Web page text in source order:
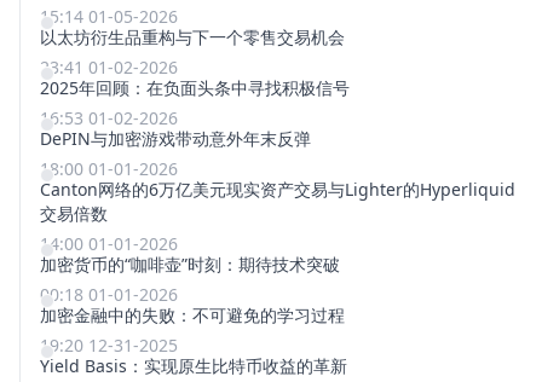
15:14 01-05-2026
以太坊衍生品重构与下一个零售交易机会
23:41 01-02-2026
2025年回顾：在负面头条中寻找积极信号
16:53 01-02-2026
DePIN与加密游戏带动意外年末反弹
18:00 01-01-2026
Canton网络的6万亿美元现实资产交易与Lighter的Hyperliquid
交易倍数
14:00 01-01-2026
加密货币的“咖啡壶”时刻：期待技术突破
00:18 01-01-2026
加密金融中的失败：不可避免的学习过程
19:20 12-31-2025
Yield Basis：实现原生比特币收益的革新